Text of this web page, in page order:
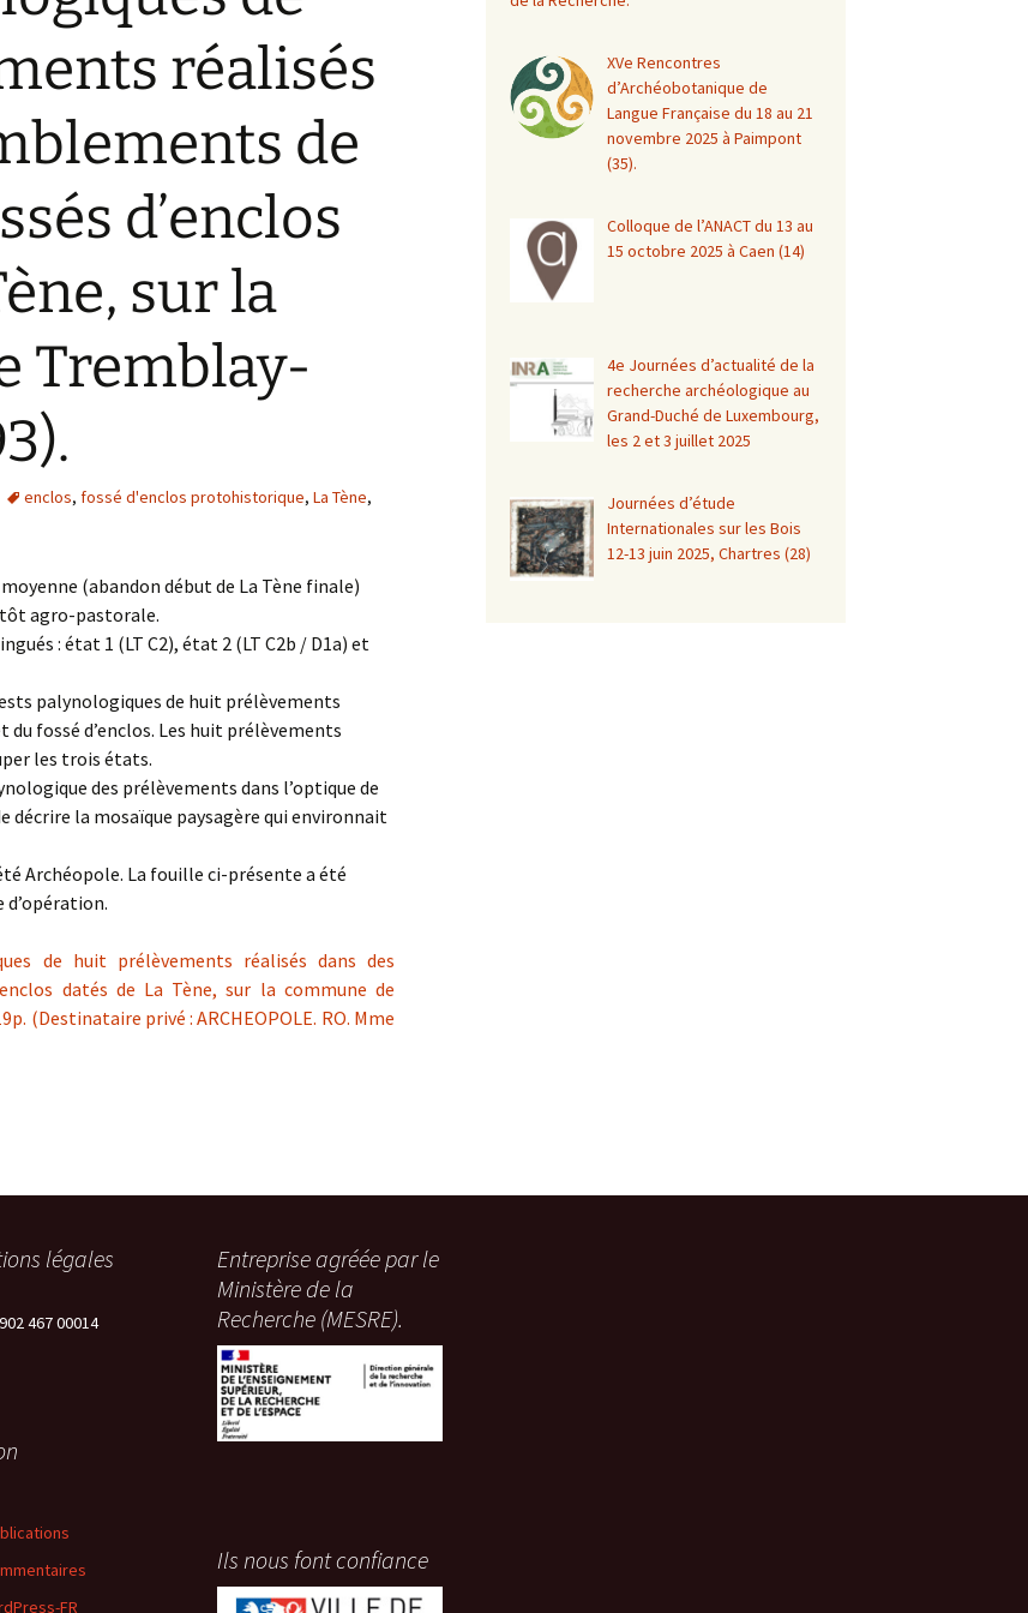
formes de gestion
réalisés
de
d’enclos
sur la
Tremblay-
enclos, fossé d'enclos protohistorique, La Tène,
(abandon début de La Tène finale)
agro-pastorale.
: état 1 (LT C2), état 2 (LT C2b / D1a) et
palynologiques de huit prélèvements
fossé d’enclos. Les huit prélèvements
les trois états.
des prélèvements dans l’optique de
décrire la mosaïque paysagère qui environnait
Archéopole. La fouille ci-présente a été
d’opération.
de huit prélèvements réalisés dans des
datés de La Tène, sur la commune de
(Destinataire privé : ARCHEOPOLE. RO. Mme
XVe Rencontres
d’Archéobotanique de
Langue Française du 18 au 21
novembre 2025 à Paimpont
(35).
Colloque de l’ANACT du 13 au
15 octobre 2025 à Caen (14)
4e Journées d’actualité de la
recherche archéologique au
Grand-Duché de Luxembourg,
les 2 et 3 juillet 2025
Journées d’étude
Internationales sur les Bois
12-13 juin 2025, Chartres (28)
légales
467 00014
Entreprise agréée par le
Ministère de la
Recherche (MESRE).
FR
Ils nous font confiance